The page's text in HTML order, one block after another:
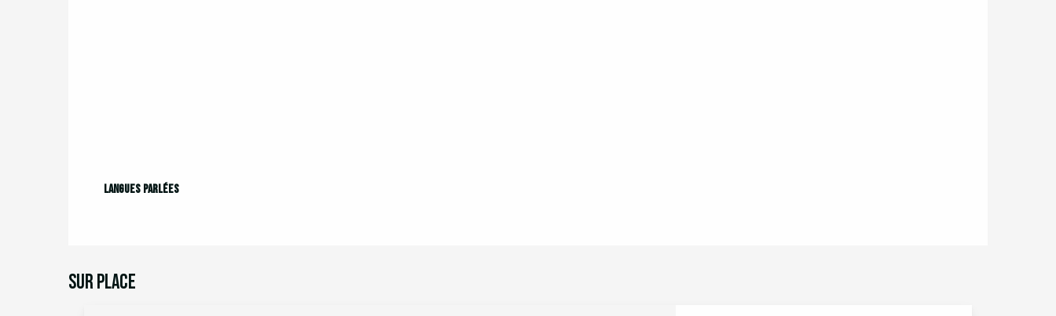
Langues parlées
Langues parlées
Sur place